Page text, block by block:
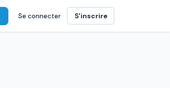
Se connecter S'inscrire